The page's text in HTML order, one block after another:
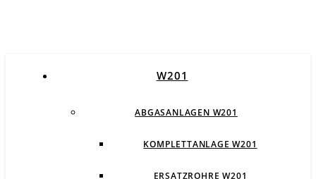
W201
ABGASANLAGEN W201
KOMPLETTANLAGE W201
ERSATZROHRE W201